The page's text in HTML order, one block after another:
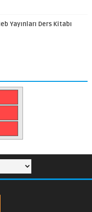
Yayınları Ders Kitabı